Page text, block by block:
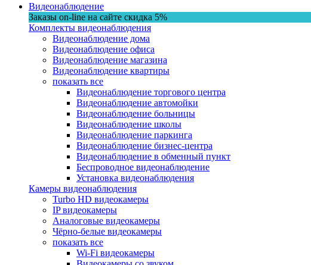
Видеонаблюдение
Заказы on-line на сaйте скидка 5%
Комплекты видеонаблюдения
Видеонаблюдение дома
Видеонаблюдение офиса
Видеонаблюдение магазина
Видеонаблюдение квартиры
показать все
Видеонаблюдение торгового центра
Видеонаблюдение автомойки
Видеонаблюдение больницы
Видеонаблюдение школы
Видеонаблюдение паркинга
Видеонаблюдение бизнес-центра
Видеонаблюдение в обменный пункт
Беспроводное видеонаблюдение
Установка видеонаблюдения
Камеры видеонаблюдения
Turbo HD видеокамеры
IP видеокамеры
Аналоговые видеокамеры
Чёрно-белые видеокамеры
показать все
Wi-Fi видеокамеры